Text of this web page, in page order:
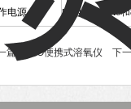
电源 电池4AA/LR6
篇 : LDO便携式溶氧仪 下